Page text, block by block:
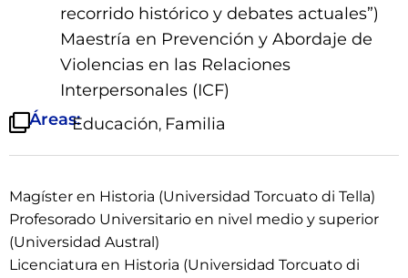
recorrido histórico y debates actuales”)
Maestría en Prevención y Abordaje de
Violencias en las Relaciones
Interpersonales (ICF)
Áreas:Educación, Familia
Magíster en Historia (Universidad Torcuato di Tella)
Profesorado Universitario en nivel medio y superior
(Universidad Austral)
Licenciatura en Historia (Universidad Torcuato di